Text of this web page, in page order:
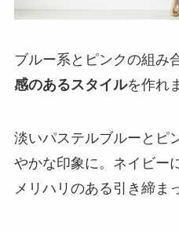
ブルー系とピンクの組み
感のあるスタイルを作れ
淡いパステルブルーとピ
やかな印象に。ネイビー
メリハリのある引き締ま